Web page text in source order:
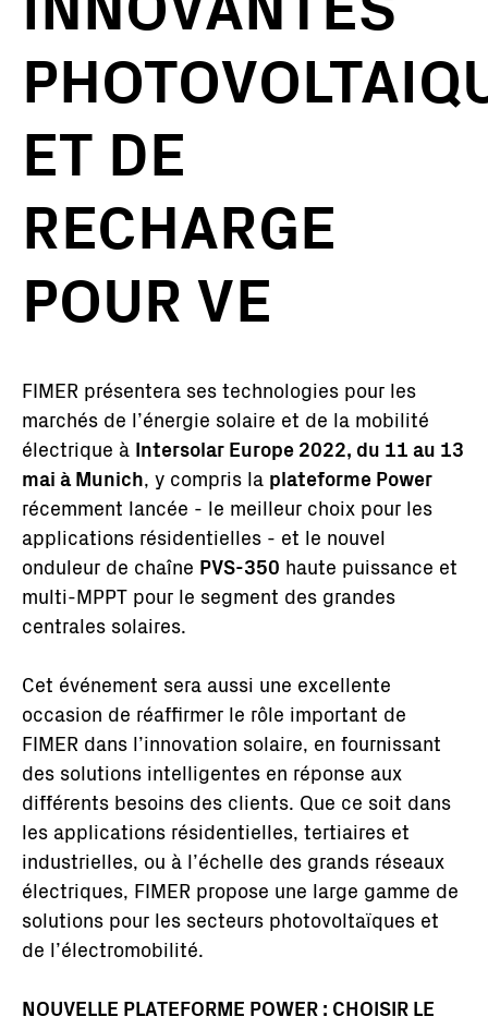
ET DE
RECHARGE
POUR VE
FIMER présentera ses technologies pour les
marchés de l’énergie solaire et de la mobilité
électrique à Intersolar Europe 2022, du 11 au 13
mai à Munich, y compris la plateforme Power
récemment lancée - le meilleur choix pour les
applications résidentielles - et le nouvel
onduleur de chaîne PVS-350 haute puissance et
multi-MPPT pour le segment des grandes
centrales solaires.
Cet événement sera aussi une excellente
occasion de réaffirmer le rôle important de
FIMER dans l’innovation solaire, en fournissant
des solutions intelligentes en réponse aux
différents besoins des clients. Que ce soit dans
les applications résidentielles, tertiaires et
industrielles, ou à l’échelle des grands réseaux
électriques, FIMER propose une large gamme de
solutions pour les secteurs photovoltaïques et
de l’électromobilité.
NOUVELLE PLATEFORME POWER : CHOISIR LE